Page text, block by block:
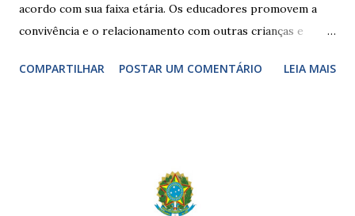
acordo com sua faixa etária. Os educadores promovem a
convivência e o relacionamento com outras crianças e
garantir o direito das crianças a uma educação integral e de
crianças de zero a 3 anos e 11 meses; – EMEIs - Escolas
Municipais de Educação Infantil, que atendem crianças de 4
COMPARTILHAR POSTAR UM COMENTÁRIO LEIA MAIS